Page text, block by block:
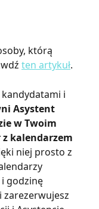
którą
ten artykuł.
i
Asystent
w Twoim
kalendarzem
niej prosto z
godzinę